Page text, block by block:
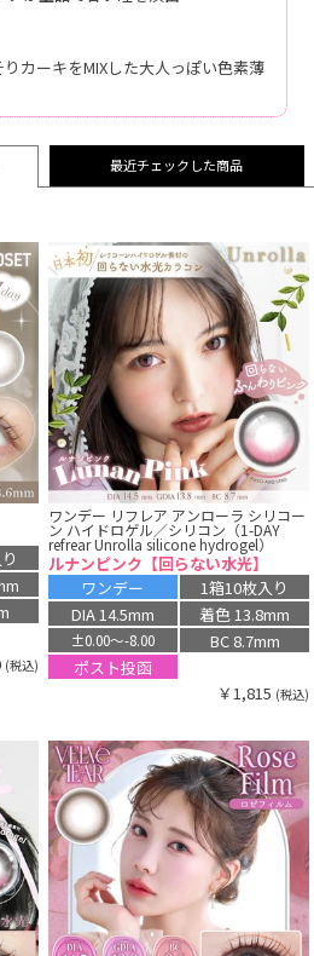
カーキをMIXした大人っぽい色素薄
最近チェックした商品
(税込)
ワンデー リフレア アンローラ シリコー
ン ハイドロゲル／シリコン（1-DAY
refrear Unrolla silicone hydrogel）
ルナンピンク【回らない水光】
ワンデー
1箱10枚入り
DIA 14.5mm
着色 13.8mm
±0.00〜-8.00
BC 8.7mm
ポスト投函
￥1,815 (税込)